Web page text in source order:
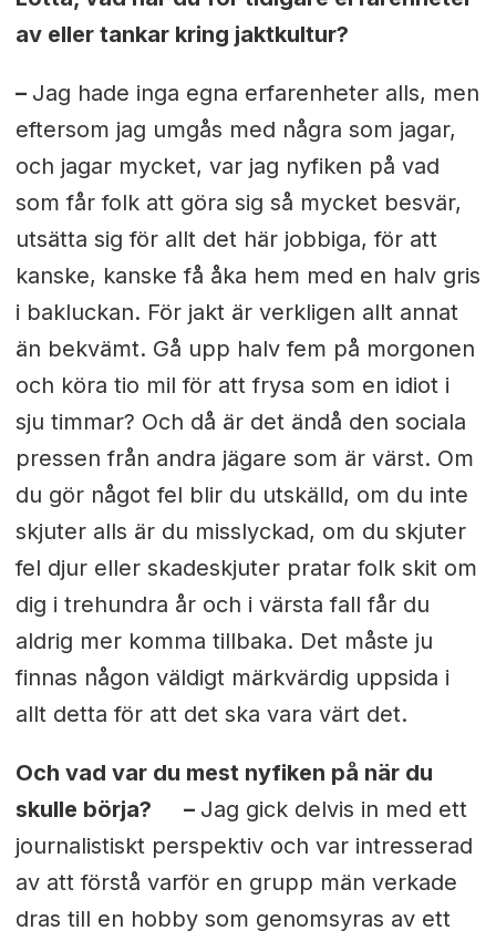
av eller tankar kring jaktkultur?
– Jag hade inga egna erfarenheter alls, men
eftersom jag umgås med några som jagar,
och jagar mycket, var jag nyfiken på vad
som får folk att göra sig så mycket besvär,
utsätta sig för allt det här jobbiga, för att
kanske, kanske få åka hem med en halv gris
i bakluckan. För jakt är verkligen allt annat
än bekvämt. Gå upp halv fem på morgonen
och köra tio mil för att frysa som en idiot i
sju timmar? Och då är det ändå den sociala
pressen från andra jägare som är värst. Om
du gör något fel blir du utskälld, om du inte
skjuter alls är du misslyckad, om du skjuter
fel djur eller skadeskjuter pratar folk skit om
dig i trehundra år och i värsta fall får du
aldrig mer komma tillbaka. Det måste ju
finnas någon väldigt märkvärdig uppsida i
allt detta för att det ska vara värt det.
Och vad var du mest nyfiken på när du
skulle börja? – Jag gick delvis in med ett
journalistiskt perspektiv och var intresserad
av att förstå varför en grupp män verkade
dras till en hobby som genomsyras av ett